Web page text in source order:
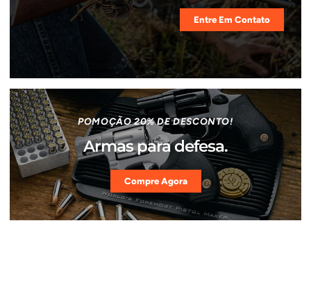
Entre Em Contato
POMOÇÃO 20% DE DESCONTO!
Armas para defesa.
Compre Agora